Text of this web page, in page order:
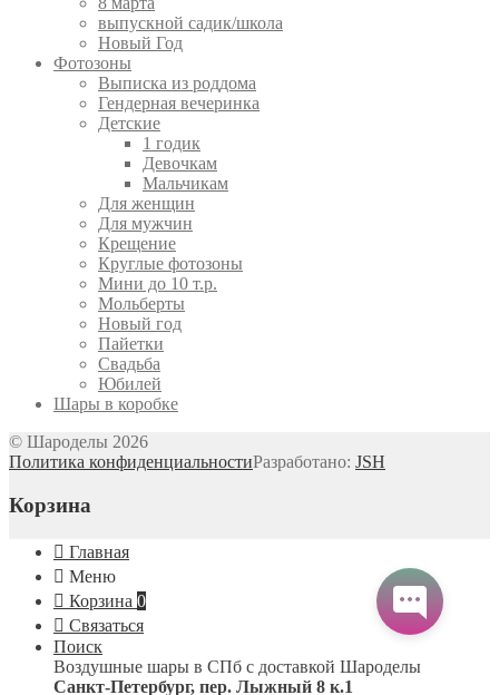
выпускной садик/школа
Новый Год
Фотозоны
Выписка из роддома
Гендерная вечеринка
Детские
1 годик
Девочкам
Мальчикам
Для женщин
Для мужчин
Крещение
Круглые фотозоны
Мини до 10 т.р.
Мольберты
Новый год
Пайетки
Свадьба
Юбилей
Шары в коробке
© Шароделы 2026
Политика конфиденциальностиРазработано: JSH
Корзина
Главная
Меню
Корзина 0
Связаться
Поиск
Воздушные шары в СПб с доставкой Шароделы
Санкт-Петербург, пер. Лыжный 8 к.1